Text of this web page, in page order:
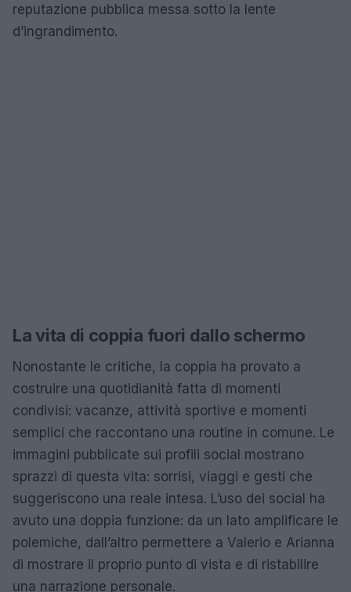
reputazione pubblica messa sotto la lente
d’ingrandimento.
La vita di coppia fuori dallo schermo
Nonostante le critiche, la coppia ha provato a
costruire una quotidianità fatta di momenti
condivisi: vacanze, attività sportive e momenti
semplici che raccontano una routine in comune. Le
immagini pubblicate sui profili social mostrano
sprazzi di questa vita: sorrisi, viaggi e gesti che
suggeriscono una reale intesa. L’uso dei social ha
avuto una doppia funzione: da un lato amplificare le
polemiche, dall’altro permettere a Valerio e Arianna
di mostrare il proprio punto di vista e di ristabilire
una narrazione personale.